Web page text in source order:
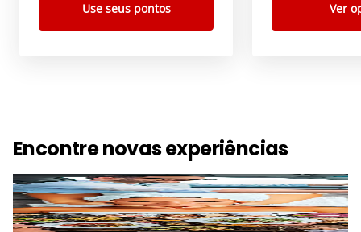
Use seus pontos Ver
Encontre novas experiências
Mobilidade
Gastronomia
Saúde e Bem Estar